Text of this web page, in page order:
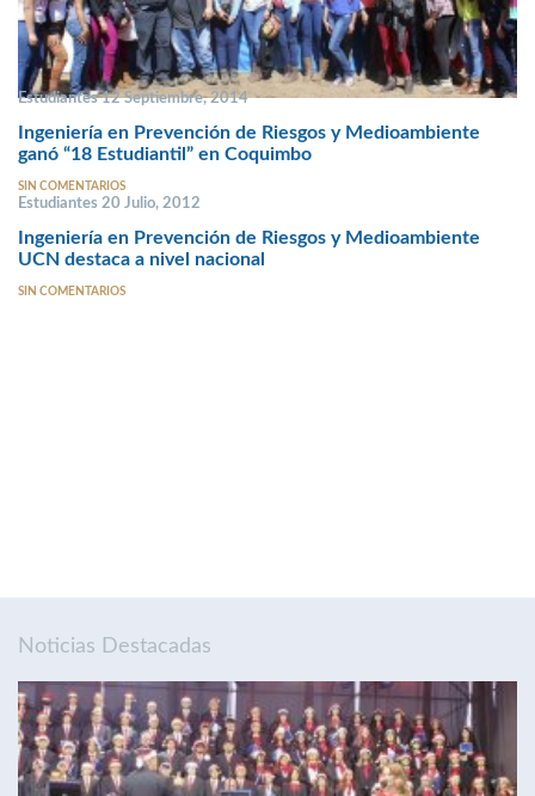
Estudiantes 12 Septiembre, 2014
Ingeniería en Prevención de Riesgos y Medioambiente
ganó “18 Estudiantil” en Coquimbo
SIN COMENTARIOS
Estudiantes 20 Julio, 2012
Ingeniería en Prevención de Riesgos y Medioambiente
UCN destaca a nivel nacional
SIN COMENTARIOS
Noticias Destacadas